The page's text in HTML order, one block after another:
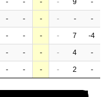
- - - - 9 -
- - - - - -
- - - - 7 -4
- - - - 4 -
- - - - 2 -